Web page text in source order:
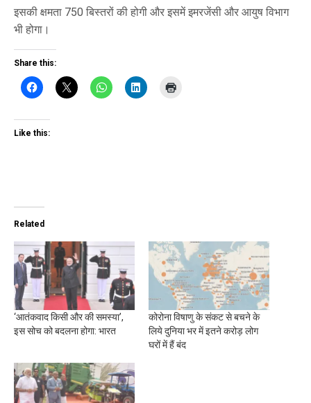
इसकी क्षमता 750 बिस्तरों की होगी और इसमें इमरजेंसी और आयुष विभाग
भी होगा।
Share this:
Like this:
Related
‘आतंकवाद किसी और की समस्या’,
इस सोच को बदलना होगा: भारत
कोरोना विषाणु के संकट से बचने के
लिये दुनिया भर में इतने करोड़ लोग
घरों में हैं बंद